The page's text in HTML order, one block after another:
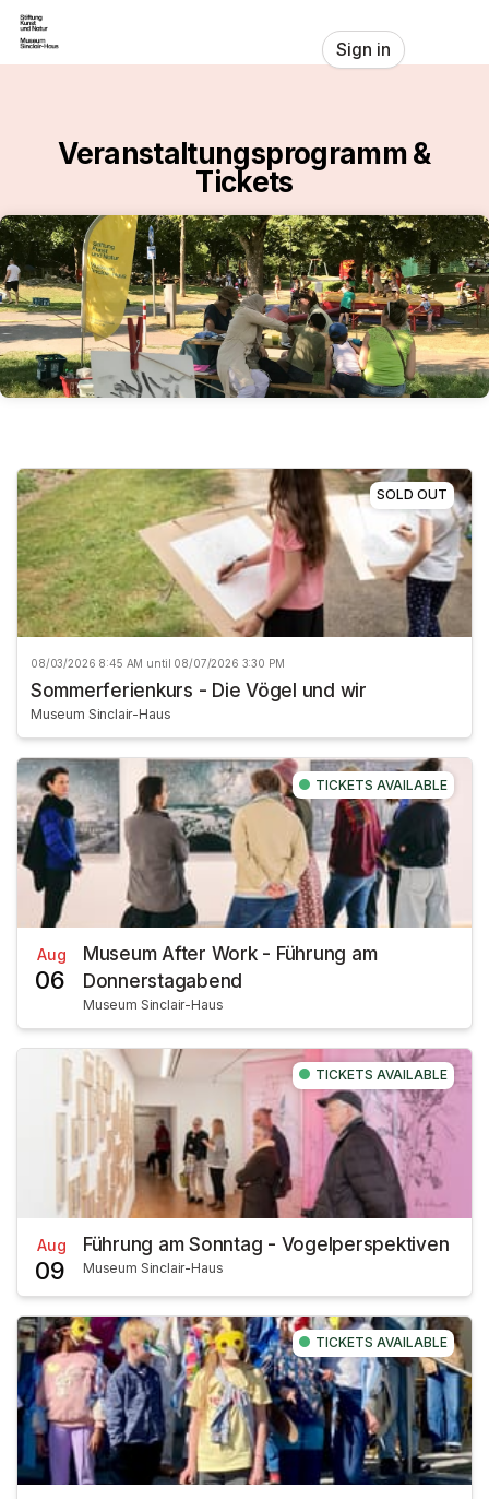
Skip header
Sign in
Veranstaltungsprogramm &
Tickets
SOLD OUT
08/03/2026 8:45 AM until 08/07/2026 3:30 PM
Sommerferienkurs - Die Vögel und wir
Museum Sinclair-Haus
TICKETS AVAILABLE
Aug
06
Museum After Work - Führung am
Donnerstagabend
Museum Sinclair-Haus
TICKETS AVAILABLE
Aug
09
Führung am Sonntag - Vogelperspektiven
Museum Sinclair-Haus
TICKETS AVAILABLE